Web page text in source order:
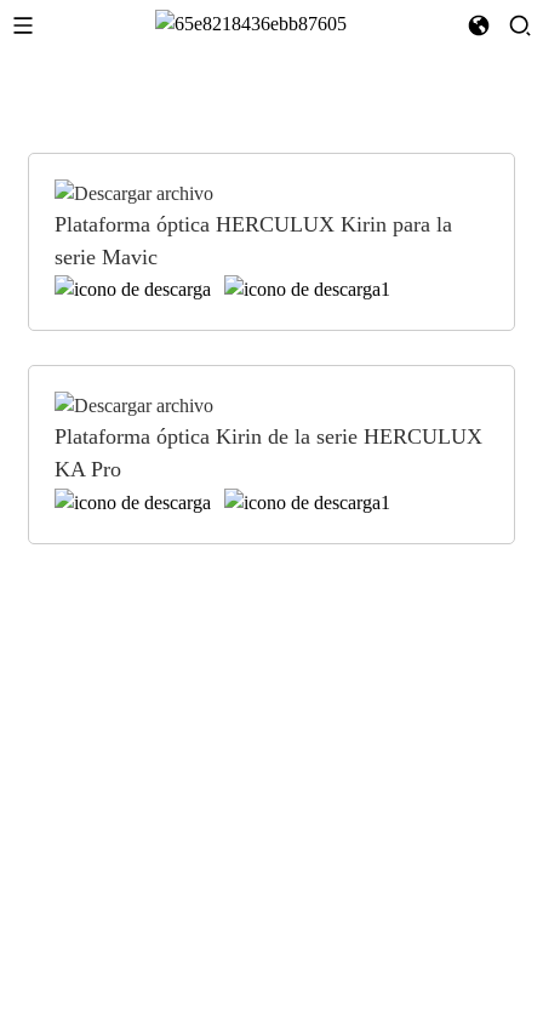
Plataforma óptica HERCULUX Kirin para la
serie Mavic
Plataforma óptica Kirin de la serie HERCULUX
KA Pro